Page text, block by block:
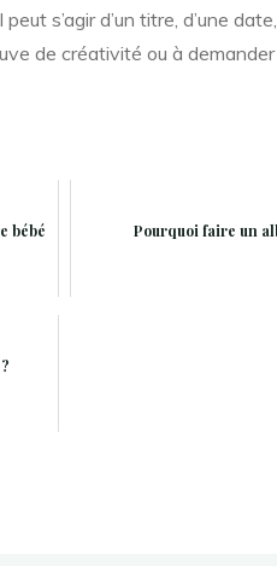
s’agir d’un titre, d’une date,
de créativité ou à
bébé Pourquoi faire un